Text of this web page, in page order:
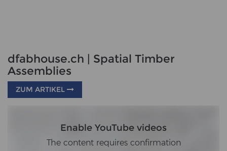
dfabhouse.ch | Spatial Timber
Assemblies
ZUM ARTIKEL
Enable YouTube videos
The content requires confirmation